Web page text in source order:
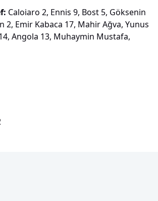
Caloiaro 2, Ennis 9, Bost 5, Göksenin
2, Emir Kabaca 17, Mahir Ağva, Yunus
Angola 13, Muhaymin Mustafa,